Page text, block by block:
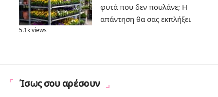
φυτά που δεν πουλάνε; Η
απάντηση θα σας εκπλήξει
5.1k views
Ίσως σου αρέσουν